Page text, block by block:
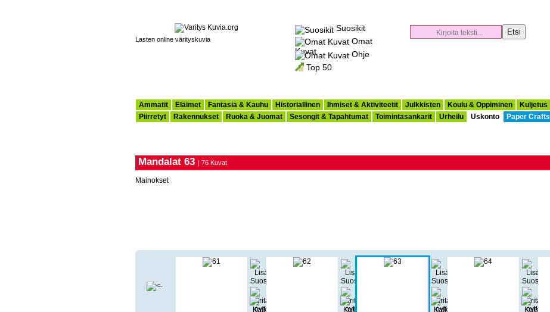
Lasten online värityskuvia
Suosikit
Omat
Kuvat
Ohje
Top 50
Ammatit Eläimet Fantasia & Kauhu Historiallinen Ihmiset & Aktiviteetit Julkkisten Koulu & Oppiminen Kuljetus
Piirretyt
Rakennukset Ruoka & Juomat Sesongit & Tapahtumat Toimintasankarit Urheilu Uskonto Paper Crafts
Mandalat 63 | 76 Kuvat
Mainokset